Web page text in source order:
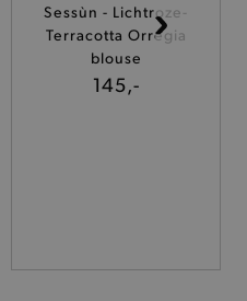
Sessùn - Lichtroze-
Terracotta Orregia
blouse
145,-